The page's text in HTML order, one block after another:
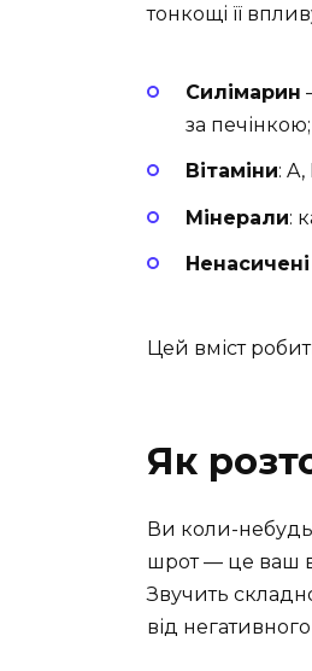
тонкощі її
Силімарин
за печінкою;
Вітаміни:
Мінерали:
Цей вміст
Як
Ви коли-небудь
шрот — це ваш
Звучить
від